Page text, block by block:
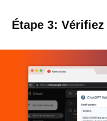
Étape 3: Vérifiez